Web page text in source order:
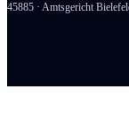
45885 · Amtsgericht